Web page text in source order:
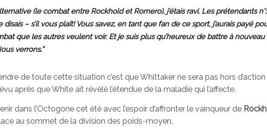
(le combat entre Rockhold et Romero), j’étais ravi. Les prétendants
disais – s’il vous plaît! Vous savez, en tant que fan de ce sport, j’aurais payé
que les autres veulent voir. Et je suis plus qu’heureux de battre à nouveau
verrons.”
de toute cette situation c’est que Whittaker ne sera pas hors d’action
après que White ait révélé l’étendue de la maladie qui l’affecte.
dans l’Octogone cet été avec l’espoir d’affronter le vainqueur de
au sommet de la division des poids-moyen.